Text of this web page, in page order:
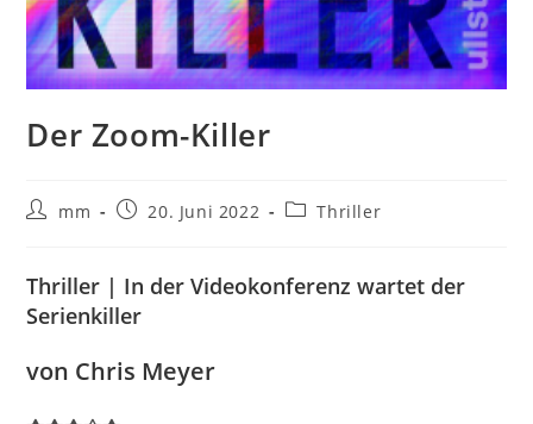
Der Zoom-Killer
mm 20. Juni 2022 Thriller
Thriller | In der Videokonferenz wartet der
Serienkiller
von Chris Meyer